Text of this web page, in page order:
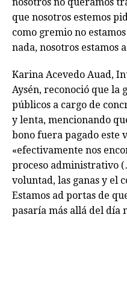
que nosotros estemos
como gremio no
nada, nosotros estamos
Karina Acevedo Auad,
Aysén, reconoció que la
públicos a cargo de
y lenta, mencionando
bono fuera pagado este
«efectivamente nos
proceso administrativo
voluntad, las ganas y el
Estamos ad portas de
pasaría más allá del día